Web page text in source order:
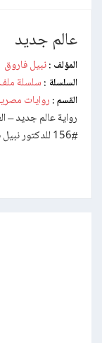
عالم جديد
المؤلف : نبيل فاروق
السلسلة : سلسلة
القسم : روايات
رواية عالم جديد –
#156 للدكتور نبيل فاروق .. بعد عصرهم ، بأكثر من ثلاثة عقود ،…